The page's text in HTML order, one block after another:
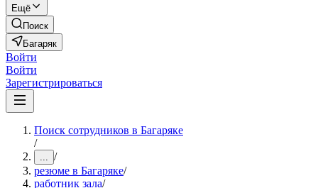
Ещё
Поиск
Багаряк
Войти
Войти
Зарегистрироваться
Поиск сотрудников в Багаряке
/
... /
резюме в Багаряке/
работник зала/